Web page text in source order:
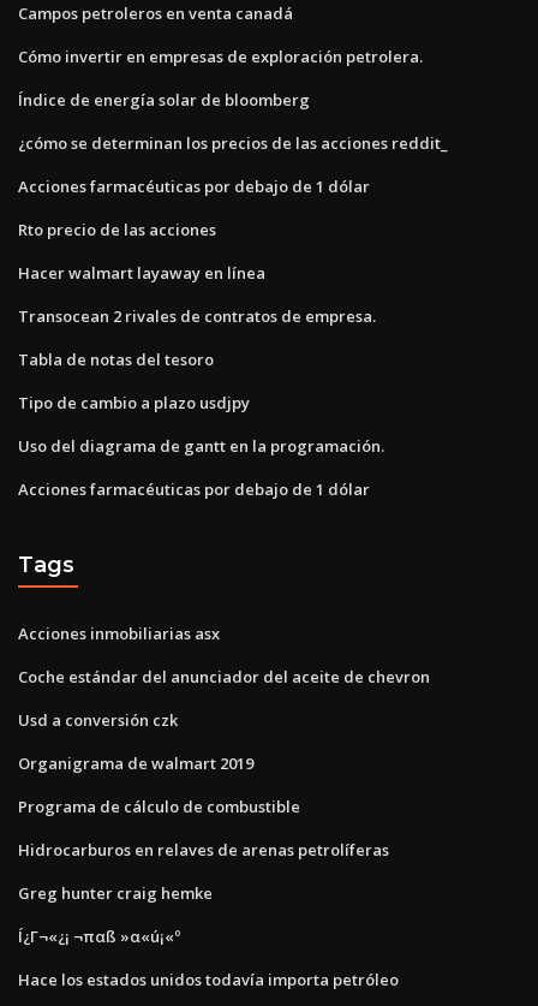
Campos petroleros en venta canadá
Cómo invertir en empresas de exploración petrolera.
Índice de energía solar de bloomberg
¿cómo se determinan los precios de las acciones reddit_
Acciones farmacéuticas por debajo de 1 dólar
Rto precio de las acciones
Hacer walmart layaway en línea
Transocean 2 rivales de contratos de empresa.
Tabla de notas del tesoro
Tipo de cambio a plazo usdjpy
Uso del diagrama de gantt en la programación.
Acciones farmacéuticas por debajo de 1 dólar
Tags
Acciones inmobiliarias asx
Coche estándar del anunciador del aceite de chevron
Usd a conversión czk
Organigrama de walmart 2019
Programa de cálculo de combustible
Hidrocarburos en relaves de arenas petrolíferas
Greg hunter craig hemke
Í¿Γ¬«¿¡ ¬παß »α«ú¡«º
Hace los estados unidos todavía importa petróleo